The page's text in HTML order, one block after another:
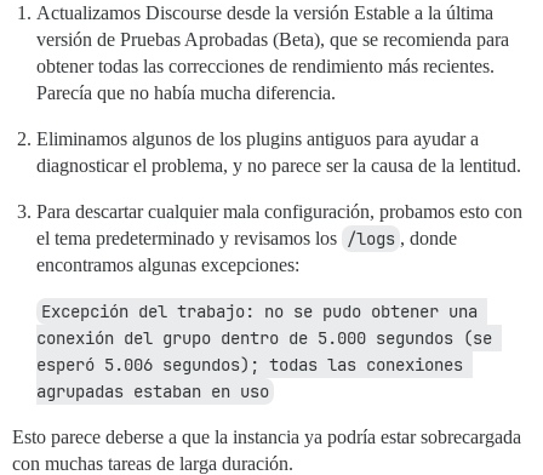
Actualizamos Discourse desde la versión Estable a la última
versión de Pruebas Aprobadas (Beta), que se recomienda para
obtener todas las correcciones de rendimiento más recientes.
Parecía que no había mucha diferencia.
Eliminamos algunos de los plugins antiguos para ayudar a
diagnosticar el problema, y no parece ser la causa de la lentitud.
Para descartar cualquier mala configuración, probamos esto con
el tema predeterminado y revisamos los /logs , donde
encontramos algunas excepciones:
Excepción del trabajo: no se pudo obtener una
conexión del grupo dentro de 5.000 segundos (se
esperó 5.006 segundos); todas las conexiones
agrupadas estaban en uso
Esto parece deberse a que la instancia ya podría estar sobrecargada
con muchas tareas de larga duración.